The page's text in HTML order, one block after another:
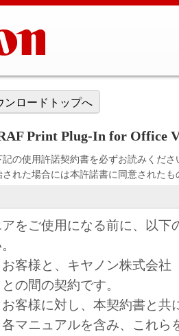
ンロードトップへ
Print Plug-In for Office
記の使用許諾契約書を必ずお読みくださ
された場合には本許諾書に同意された
をご使用になる前に、以下
客様と、キヤノン株式会社
の間の契約です。
客様に対し、本契約書と共
マニュアルを含み、これら